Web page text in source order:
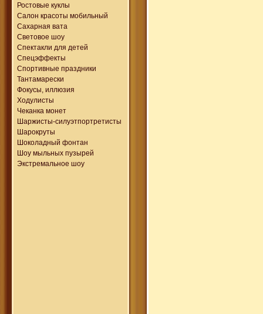
Ростовые куклы
Салон красоты мобильный
Сахарная вата
Световое шоу
Спектакли для детей
Спецэффекты
Спортивные праздники
Тантамарески
Фокусы, иллюзия
Ходулисты
Чеканка монет
Шаржисты-силуэтпортретисты
Шарокруты
Шоколадный фонтан
Шоу мыльных пузырей
Экстремальное шоу